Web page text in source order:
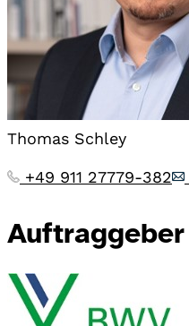
Thomas Schley
+49 911 27779-382
Auftraggeber